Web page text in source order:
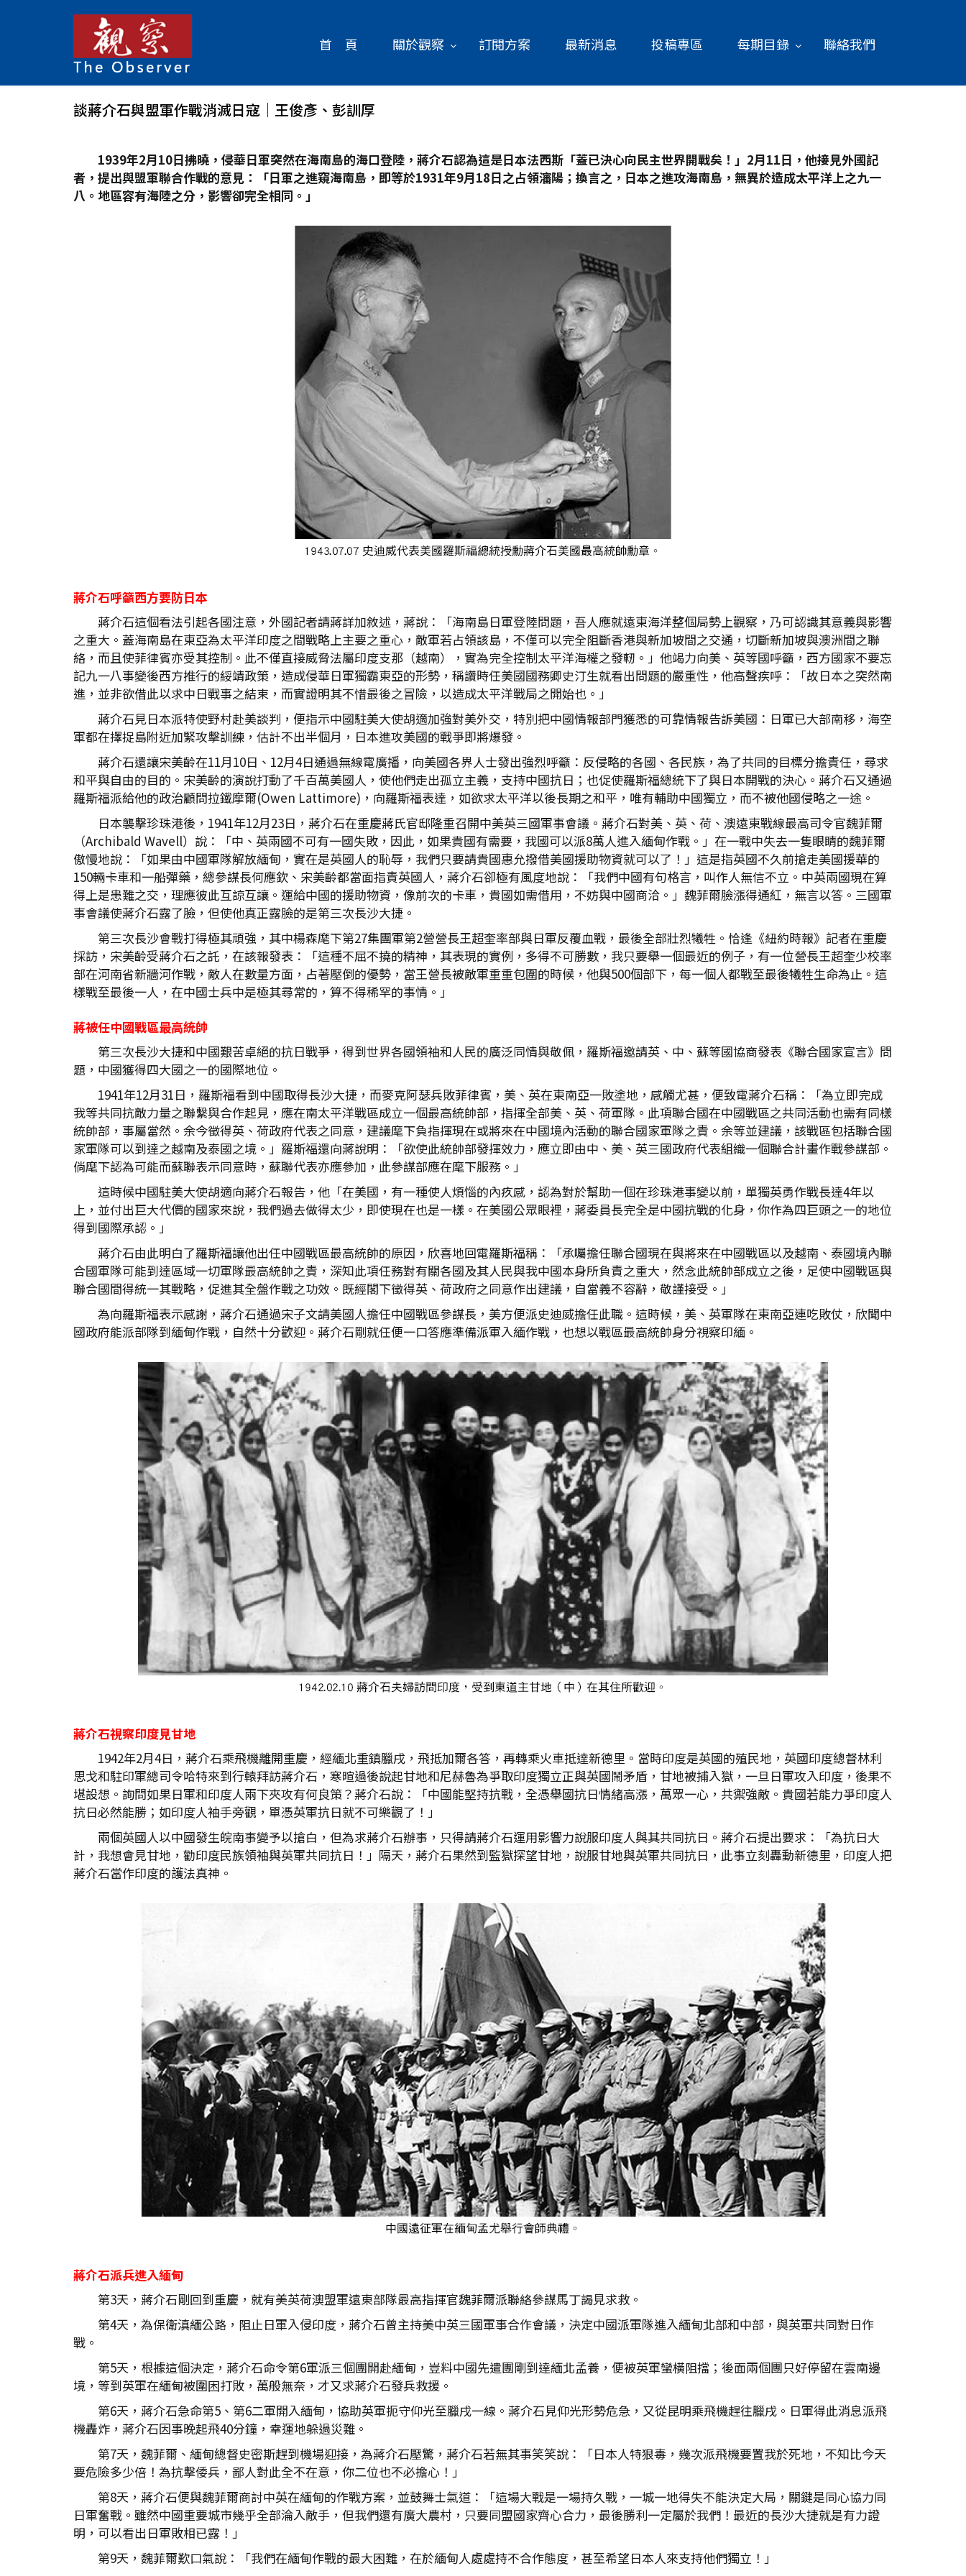
首 頁 關於觀察 訂閱方案 最新消息 投稿專區 每期目錄 聯絡我們
談蔣介石與盟軍作戰消滅日寇│王俊彥、彭訓厚
1939年2月10日拂曉，侵華日軍突然在海南島的海口登陸，蔣介石認為這是日本法西斯「蓋已決心向民主世界開戰矣！」2月11日，他接見外國記
者，提出與盟軍聯合作戰的意見：「日軍之進窺海南島，即等於1931年9月18日之占領瀋陽；換言之，日本之進攻海南島，無異於造成太平洋上之九一
八。地區容有海陸之分，影響卻完全相同。」
蔣介石呼籲西方要防日本
蔣介石這個看法引起各國注意，外國記者請蔣詳加敘述，蔣說：「海南島日軍登陸問題，吾人應就遠東海洋整個局勢上觀察，乃可認識其意義與影響
之重大。蓋海南島在東亞為太平洋印度之間戰略上主要之重心，敵軍若占領該島，不僅可以完全阻斷香港與新加坡間之交通，切斷新加坡與澳洲間之聯
絡，而且使菲律賓亦受其控制。此不僅直接威脅法屬印度支那（越南），實為完全控制太平洋海權之發軔。」他竭力向美、英等國呼籲，西方國家不要忘
記九一八事變後西方推行的綏靖政策，造成侵華日軍獨霸東亞的形勢，稱讚時任美國國務卿史汀生就看出問題的嚴重性，他高聲疾呼：「故日本之突然南
進，並非欲借此以求中日戰事之結束，而實證明其不惜最後之冒險，以造成太平洋戰局之開始也。」
蔣介石見日本派特使野村赴美談判，便指示中國駐美大使胡適加強對美外交，特別把中國情報部門獲悉的可靠情報告訴美國：日軍已大部南移，海空
軍都在擇捉島附近加緊攻擊訓練，估計不出半個月，日本進攻美國的戰爭即將爆發。
蔣介石還讓宋美齡在11月10日、12月4日通過無線電廣播，向美國各界人士發出強烈呼籲：反侵略的各國、各民族，為了共同的目標分擔責任，尋求
和平與自由的目的。宋美齡的演說打動了千百萬美國人，使他們走出孤立主義，支持中國抗日；也促使羅斯福總統下了與日本開戰的決心。蔣介石又通過
羅斯福派給他的政治顧問拉鐵摩爾(Owen Lattimore)，向羅斯福表達，如欲求太平洋以後長期之和平，唯有輔助中國獨立，而不被他國侵略之一途。
日本襲擊珍珠港後，1941年12月23日，蔣介石在重慶蔣氏官邸隆重召開中美英三國軍事會議。蔣介石對美、英、荷、澳遠東戰線最高司令官魏菲爾
（Archibald Wavell）說：「中、英兩國不可有一國失敗，因此，如果貴國有需要，我國可以派8萬人進入緬甸作戰。」在一戰中失去一隻眼睛的魏菲爾
傲慢地說：「如果由中國軍隊解放緬甸，實在是英國人的恥辱，我們只要請貴國惠允撥借美國援助物資就可以了！」這是指英國不久前搶走美國援華的
150輛卡車和一船彈藥，總參謀長何應欽、宋美齡都當面指責英國人，蔣介石卻極有風度地說：「我們中國有句格言，叫作人無信不立。中英兩國現在算
得上是患難之交，理應彼此互諒互讓。運給中國的援助物資，像前次的卡車，貴國如需借用，不妨與中國商洽。」魏菲爾臉漲得通紅，無言以答。三國軍
事會議使蔣介石露了臉，但使他真正露臉的是第三次長沙大捷。
第三次長沙會戰打得極其頑強，其中楊森麾下第27集團軍第2營營長王超奎率部與日軍反覆血戰，最後全部壯烈犧牲。恰逢《紐約時報》記者在重慶
採訪，宋美齡受蔣介石之託，在該報發表：「這種不屈不撓的精神，其表現的實例，多得不可勝數，我只要舉一個最近的例子，有一位營長王超奎少校率
部在河南省新牆河作戰，敵人在數量方面，占著壓倒的優勢，當王營長被敵軍重重包圍的時候，他與500個部下，每一個人都戰至最後犧牲生命為止。這
樣戰至最後一人，在中國士兵中是極其尋常的，算不得稀罕的事情。」
蔣被任中國戰區最高統帥
第三次長沙大捷和中國艱苦卓絕的抗日戰爭，得到世界各國領袖和人民的廣泛同情與敬佩，羅斯福邀請英、中、蘇等國協商發表《聯合國家宣言》問
題，中國獲得四大國之一的國際地位。
1941年12月31日，羅斯福看到中國取得長沙大捷，而麥克阿瑟兵敗菲律賓，美、英在東南亞一敗塗地，感觸尤甚，便致電蔣介石稱：「為立即完成
我等共同抗敵力量之聯繫與合作起見，應在南太平洋戰區成立一個最高統帥部，指揮全部美、英、荷軍隊。此項聯合國在中國戰區之共同活動也需有同樣
統帥部，事屬當然。余今徵得英、荷政府代表之同意，建議麾下負指揮現在或將來在中國境內活動的聯合國家軍隊之責。余等並建議，該戰區包括聯合國
家軍隊可以到達之越南及泰國之境。」羅斯福還向蔣說明：「欲使此統帥部發揮效力，應立即由中、美、英三國政府代表組織一個聯合計畫作戰參謀部。
倘麾下認為可能而蘇聯表示同意時，蘇聯代表亦應參加，此參謀部應在麾下服務。」
這時候中國駐美大使胡適向蔣介石報告，他「在美國，有一種使人煩惱的內疚感，認為對於幫助一個在珍珠港事變以前，單獨英勇作戰長達4年以
上，並付出巨大代價的國家來說，我們過去做得太少，即使現在也是一樣。在美國公眾眼裡，蔣委員長完全是中國抗戰的化身，你作為四巨頭之一的地位
得到國際承認。」
蔣介石由此明白了羅斯福讓他出任中國戰區最高統帥的原因，欣喜地回電羅斯福稱：「承囑擔任聯合國現在與將來在中國戰區以及越南、泰國境內聯
合國軍隊可能到達區域一切軍隊最高統帥之責，深知此項任務對有關各國及其人民與我中國本身所負責之重大，然念此統帥部成立之後，足使中國戰區與
聯合國間得統一其戰略，促進其全盤作戰之功效。既經閣下徵得英、荷政府之同意作出建議，自當義不容辭，敬謹接受。」
為向羅斯福表示感謝，蔣介石通過宋子文請美國人擔任中國戰區參謀長，美方便派史迪威擔任此職。這時候，美、英軍隊在東南亞連吃敗仗，欣聞中
國政府能派部隊到緬甸作戰，自然十分歡迎。蔣介石剛就任便一口答應準備派軍入緬作戰，也想以戰區最高統帥身分視察印緬。
蔣介石視察印度見甘地
1942年2月4日，蔣介石乘飛機離開重慶，經緬北重鎮臘戌，飛抵加爾各答，再轉乘火車抵達新德里。當時印度是英國的殖民地，英國印度總督林利
思戈和駐印軍總司令哈特來到行轅拜訪蔣介石，寒暄過後說起甘地和尼赫魯為爭取印度獨立正與英國鬧矛盾，甘地被捕入獄，一旦日軍攻入印度，後果不
堪設想。詢問如果日軍和印度人兩下夾攻有何良策？蔣介石說：「中國能堅持抗戰，全憑舉國抗日情緒高漲，萬眾一心，共禦強敵。貴國若能力爭印度人
抗日必然能勝；如印度人袖手旁觀，單憑英軍抗日就不可樂觀了！」
兩個英國人以中國發生皖南事變予以搶白，但為求蔣介石辦事，只得請蔣介石運用影響力說服印度人與其共同抗日。蔣介石提出要求：「為抗日大
計，我想會見甘地，勸印度民族領袖與英軍共同抗日！」隔天，蔣介石果然到監獄探望甘地，說服甘地與英軍共同抗日，此事立刻轟動新德里，印度人把
蔣介石當作印度的護法真神。
蔣介石派兵進入緬甸
第3天，蔣介石剛回到重慶，就有美英荷澳盟軍遠東部隊最高指揮官魏菲爾派聯絡參謀馬丁謁見求救。
第4天，為保衛滇緬公路，阻止日軍入侵印度，蔣介石曾主持美中英三國軍事合作會議，決定中國派軍隊進入緬甸北部和中部，與英軍共同對日作
戰。
第5天，根據這個決定，蔣介石命令第6軍派三個團開赴緬甸，豈料中國先遣團剛到達緬北孟養，便被英軍蠻橫阻擋；後面兩個團只好停留在雲南邊
境，等到英軍在緬甸被圍困打敗，萬般無奈，才又求蔣介石發兵救援。
第6天，蔣介石急命第5、第6二軍開入緬甸，協助英軍扼守仰光至臘戌一線。蔣介石見仰光形勢危急，又從昆明乘飛機趕往臘戌。日軍得此消息派飛
機轟炸，蔣介石因事晚起飛40分鐘，幸運地躲過災難。
第7天，魏菲爾、緬甸總督史密斯趕到機場迎接，為蔣介石壓驚，蔣介石若無其事笑笑說：「日本人特狠毒，幾次派飛機要置我於死地，不知比今天
要危險多少倍！為抗擊倭兵，鄙人對此全不在意，你二位也不必擔心！」
第8天，蔣介石便與魏菲爾商討中英在緬甸的作戰方案，並鼓舞士氣道：「這場大戰是一場持久戰，一城一地得失不能決定大局，關鍵是同心協力同
日軍奮戰。雖然中國重要城市幾乎全部淪入敵手，但我們還有廣大農村，只要同盟國家齊心合力，最後勝利一定屬於我們！最近的長沙大捷就是有力證
明，可以看出日軍敗相已露！」
第9天，魏菲爾歎口氣說：「我們在緬甸作戰的最大困難，在於緬甸人處處持不合作態度，甚至希望日本人來支持他們獨立！」